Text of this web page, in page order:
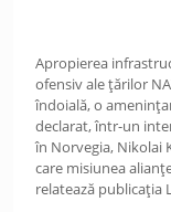
Apropierea
ofensiv ale țărilor
îndoială, o
declarat, într-un
în Norvegia, Nikolai
care misiunea
relatează publicația